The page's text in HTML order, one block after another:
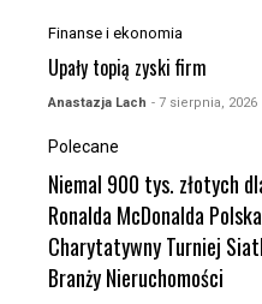
Finanse i ekonomia
Upały topią zyski firm
Anastazja Lach - 7 sierpnia, 2026
Polecane
Niemal 900 tys. złotych
Ronalda McDonalda
Charytatywny Turniej
Branży Nieruchomości